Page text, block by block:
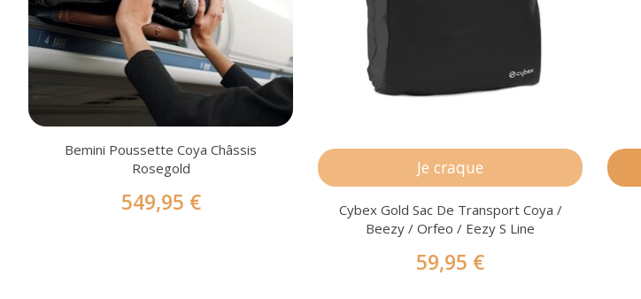
Bemini Poussette Coya Châssis
Rosegold
549,95 €
Je craque
Cybex Gold Sac De Transport Coya /
Beezy / Orfeo / Eezy S Line
59,95 €